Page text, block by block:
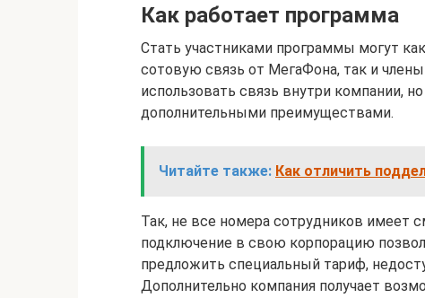
Как работает программа
Стать участниками программы могут
сотовую связь от МегаФона, так и
использовать связь внутри компании,
дополнительными преимуществами.
Читайте также: Как отличить
Так, не все номера сотрудников имеет
подключение в свою корпорацию
предложить специальный тариф,
Дополнительно компания получает